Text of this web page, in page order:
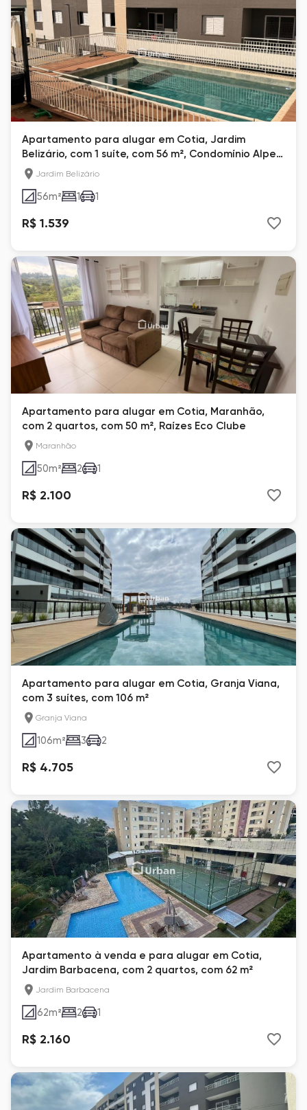
Apartamento para alugar em Cotia, Jardim
Belizário, com 1 suíte, com 56 m², Condomínio Alpes
ClubJardim Belizário
56m² 1 1
R$ 1.539
Apartamento para alugar em Cotia, Maranhão,
com 2 quartos, com 50 m², Raízes Eco Clube
Maranhão
50m² 2 1
R$ 2.100
Apartamento para alugar em Cotia, Granja Viana,
com 3 suítes, com 106 m²
Granja Viana
106m² 3 2
R$ 4.705
Apartamento à venda e para alugar em Cotia,
Jardim Barbacena, com 2 quartos, com 62 m²
Jardim Barbacena
62m² 2 1
R$ 2.160